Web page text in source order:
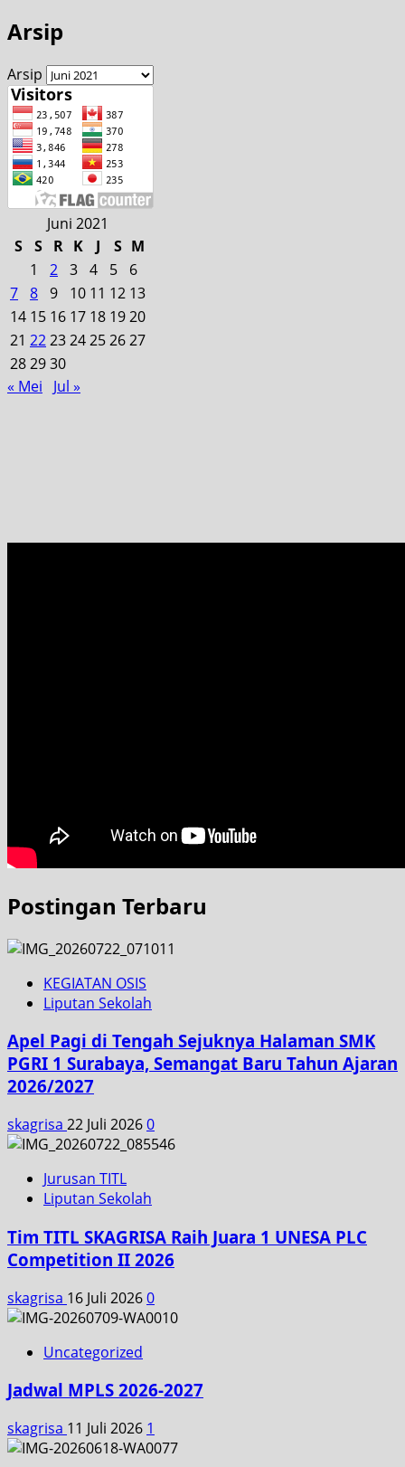
Arsip
Arsip
Juni 2021
S
S R K J S M
1
2 3 4 5
6
7 8 9 10 11 12 13
14 15 16 17 18 1920
21 222324252627
282930
« Mei
Jul »
Postingan Terbaru
KEGIATAN OSIS
Liputan Sekolah
Apel Pagi di Tengah Sejuknya Halaman SMK
PGRI 1 Surabaya, Semangat Baru Tahun Ajaran
2026/2027
skagrisa 22 Juli 20260
Jurusan TITL
Liputan Sekolah
Tim TITL SKAGRISA Raih Juara 1 UNESA PLC
Competition II 2026
skagrisa 16 Juli 20260
Uncategorized
Jadwal MPLS 2026-2027
skagrisa 11 Juli 2026 1